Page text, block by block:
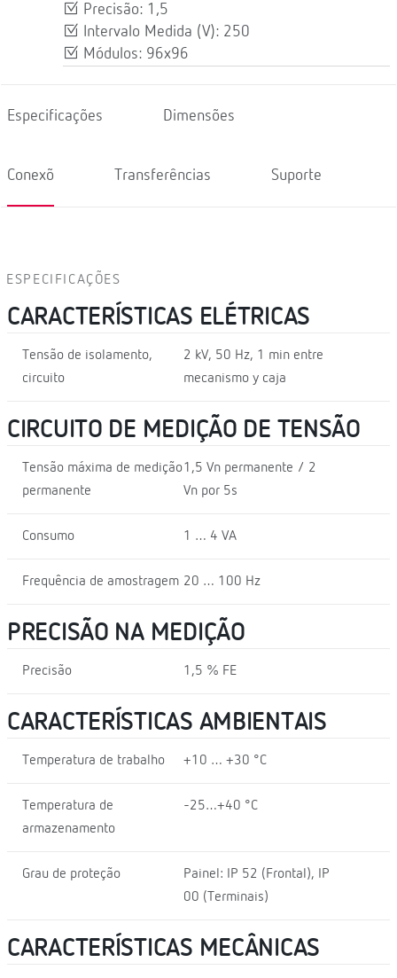
Precisão: 1,5
Intervalo Medida (V): 250
Módulos: 96x96
Especificações Dimensões
Conexõ Transferências Suporte
ESPECIFICAÇÕES
CARACTERÍSTICAS ELÉTRICAS
Tensão de isolamento,
circuito
2 kV, 50 Hz, 1 min entre
mecanismo y caja
CIRCUITO DE MEDIÇÃO DE TENSÃO
Tensão máxima de medição
permanente
1,5 Vn permanente / 2
Vn por 5s
Consumo 1 … 4 VA
Frequência de amostragem 20 … 100 Hz
PRECISÃO NA MEDIÇÃO
Precisão 1,5 % FE
CARACTERÍSTICAS AMBIENTAIS
Temperatura de trabalho +10 … +30 °C
Temperatura de
armazenamento
-25…+40 °C
Grau de proteção
Painel: IP 52 (Frontal), IP
00 (Terminais)
CARACTERÍSTICAS MECÂNICAS